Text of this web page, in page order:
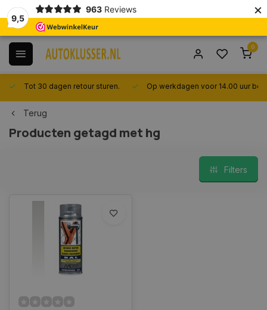
9,5
963 Reviews ×
0
Tot 30 dagen retour sturen. Op werkdagen voor 14.00 uur
Terug
Producten getagd met hg
Filters